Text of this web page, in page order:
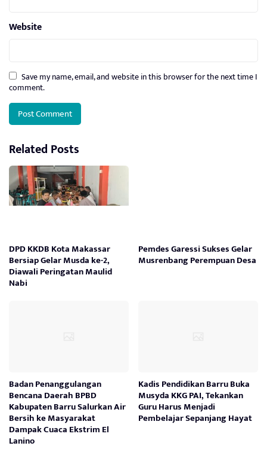
Website
Save my name, email, and website in this browser for the next time I
comment.
Related Posts
DPD KKDB Kota Makassar
Bersiap Gelar Musda ke-2,
Diawali Peringatan Maulid
Nabi
Pemdes Garessi Sukses Gelar
Musrenbang Perempuan Desa
Badan Penanggulangan
Bencana Daerah BPBD
Kabupaten Barru Salurkan Air
Bersih ke Masyarakat
Dampak Cuaca Ekstrim El
Lanino
Kadis Pendidikan Barru Buka
Musyda KKG PAI, Tekankan
Guru Harus Menjadi
Pembelajar Sepanjang Hayat